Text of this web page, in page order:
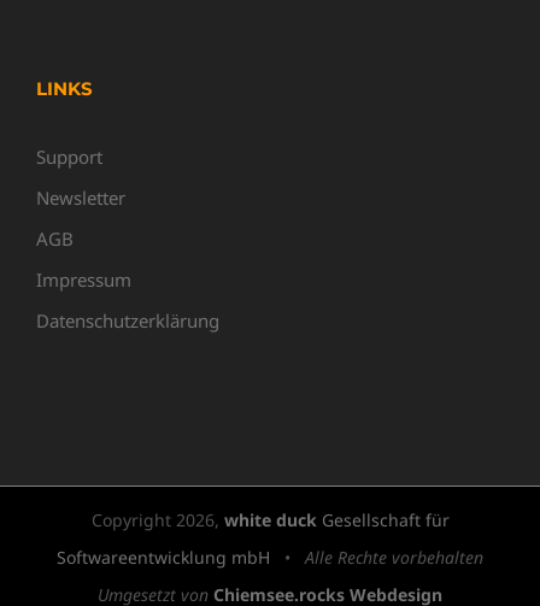
LINKS
Support
Newsletter
AGB
Impressum
Datenschutzerklärung
Copyright 2026, white duck Gesellschaft für
Softwareentwicklung mbH • Alle Rechte vorbehalten
Umgesetzt von Chiemsee.rocks Webdesign